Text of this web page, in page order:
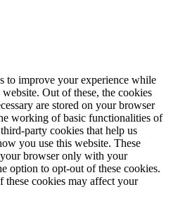
to improve your experience while
Out of these, the cookies
are stored on your browser
working of basic functionalities of
party cookies that help us
you use this website. These
browser only with your
option to opt-out of these cookies.
cookies may affect your